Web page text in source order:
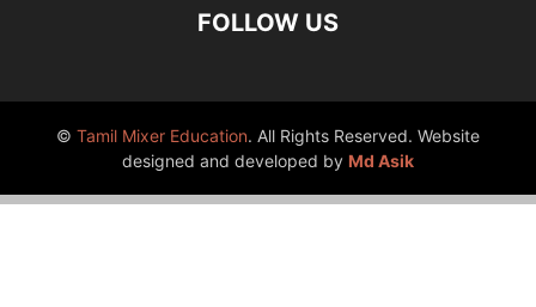
FOLLOW US
© Tamil Mixer Education. All Rights Reserved. Website
designed and developed by Md Asik